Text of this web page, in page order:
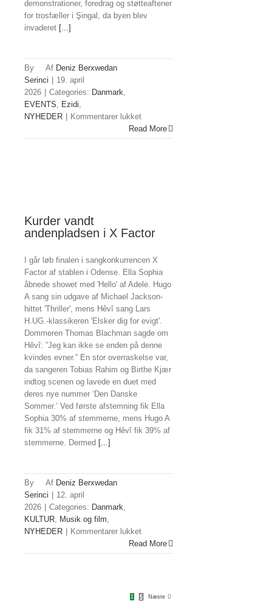
demonstrationer, foredrag og støtteaftener
for trosfæller i Şingal, da byen blev
invaderet [...]
By
Deniz Berxwedan
Serinci
19. april
2026
Categories: Danmark,
EVENTS, Ezidi,
NYHEDER
Kommentarer lukkettil
Ezidier
fejrede
Read More
Kurder vandt
andenpladsen i X Factor
I går løb finalen i sangkonkurrencen X
Factor af stablen i Odense. Ella Sophia
åbnede showet med 'Hello' af Adele. Hugo
A sang sin udgave af Michael Jackson-
hittet 'Thriller', mens Hêvî sang Lars
H.UG.-klassikeren 'Elsker dig for evigt'.
Dommeren Thomas Blachman sagde om
Hêvî: ”Jeg kan ikke se enden på denne
kvindes evner.” En stor overraskelse var,
da sangeren Tobias Rahim og Birthe Kjær
indtog scenen og lavede en duet med
deres nye nummer ‘Den Danske
Sommer.’ Ved første afstemning fik Ella
Sophia 30% af stemmerne, mens Hugo A
fik 31% af stemmerne og Hêvî fik 39% af
stemmerne. Dermed [...]
By
Deniz Berxwedan
Serinci
12. april
2026
Categories: Danmark,
KULTUR, Musik og film,
NYHEDER
Kommentarer lukkettil
Kurder
vandt
X
Read More
1 2 Næste